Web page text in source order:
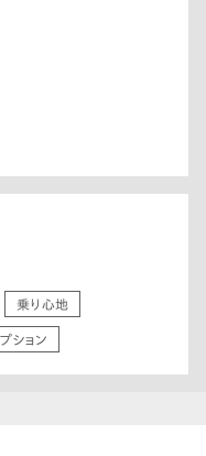
乗り心地
ション